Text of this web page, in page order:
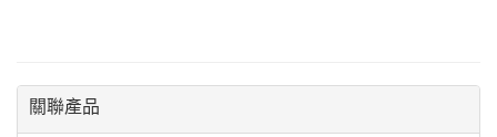
關聯產品